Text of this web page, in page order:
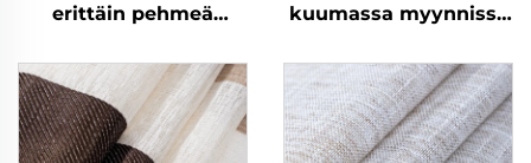
erittäin pehmeä
peitepaketti
kuningaspeite 3 kpl
kuumassa myynnissä
verhot, yksivärinen
eristetty rei'itetty
pimeysverho
ikkunaan